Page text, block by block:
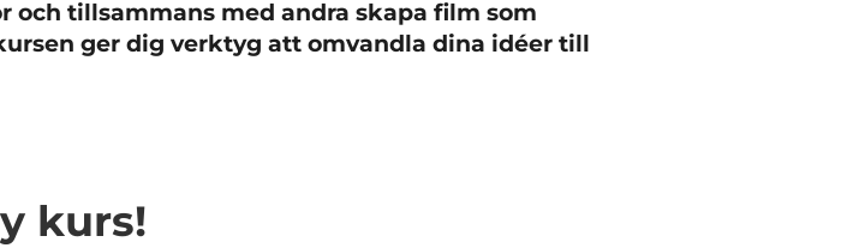
tillsammans med andra skapa film som
ger dig verktyg att omvandla dina idéer till
kurs!